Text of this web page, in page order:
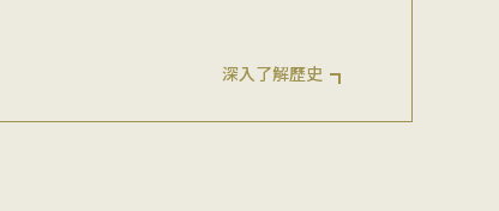
深入了解歷史